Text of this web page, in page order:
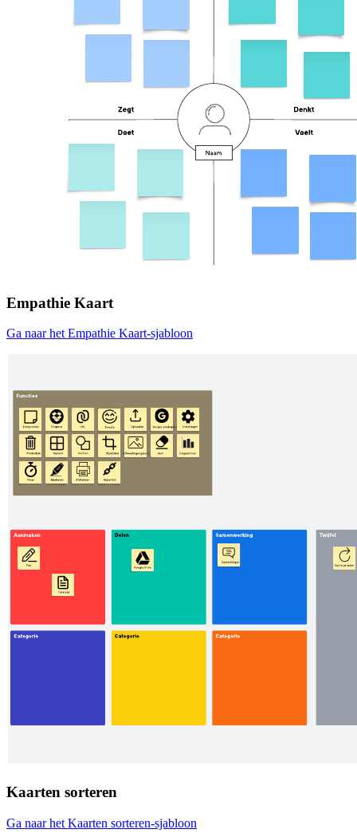
Empathie Kaart
Ga naar het Empathie Kaart-sjabloon
Kaarten sorteren
Ga naar het Kaarten sorteren-sjabloon